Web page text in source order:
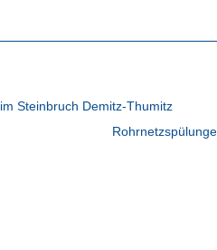
Steinbruch Demitz-Thumitz